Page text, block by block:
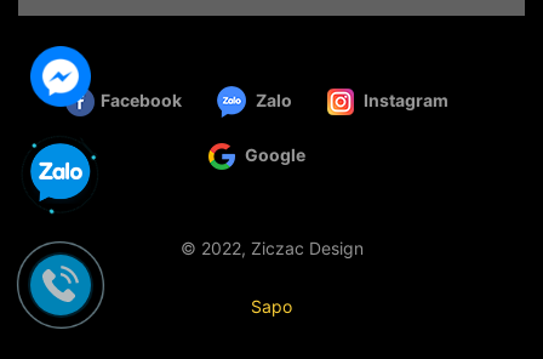
Facebook Zalo Instagram
Google
© 2022, Ziczac Design
Sapo